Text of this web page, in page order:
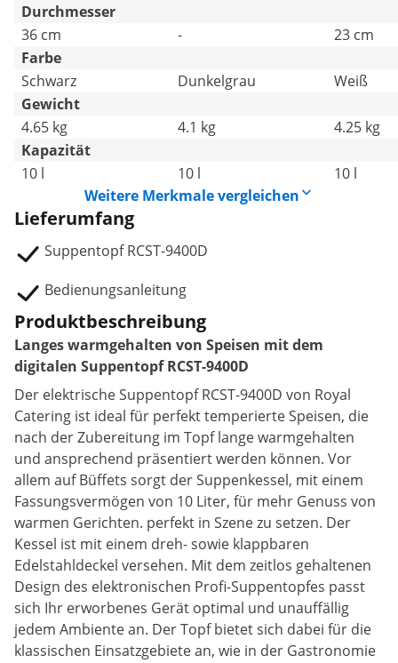
Durchmesser
36 cm
-
23 cm
Farbe
Schwarz
Dunkelgrau
Weiß
Gewicht
4.65 kg
4.1 kg
4.25 kg
Kapazität
10 l
10 l
10 l
Weitere Merkmale vergleichen
Lieferumfang
Suppentopf RCST-9400D
Bedienungsanleitung
Produktbeschreibung
Langes warmgehalten von Speisen mit dem
digitalen Suppentopf RCST-9400D
Der elektrische Suppentopf RCST-9400D von Royal
Catering ist ideal für perfekt temperierte Speisen, die
nach der Zubereitung im Topf lange warmgehalten
und ansprechend präsentiert werden können. Vor
allem auf Büffets sorgt der Suppenkessel, mit einem
Fassungsvermögen von 10 Liter, für mehr Genuss von
warmen Gerichten. perfekt in Szene zu setzen. Der
Kessel ist mit einem dreh- sowie klappbaren
Edelstahldeckel versehen. Mit dem zeitlos gehaltenen
Design des elektronischen Profi-Suppentopfes passt
sich Ihr erworbenes Gerät optimal und unauffällig
jedem Ambiente an. Der Topf bietet sich dabei für die
klassischen Einsatzgebiete an, wie in der Gastronomie